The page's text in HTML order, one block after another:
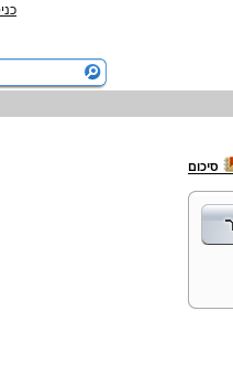
סיכום